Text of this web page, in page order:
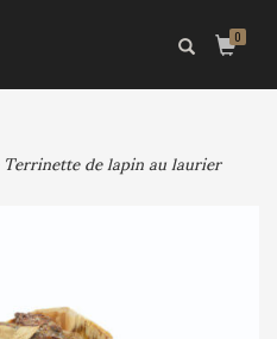
0
de lapin au laurier